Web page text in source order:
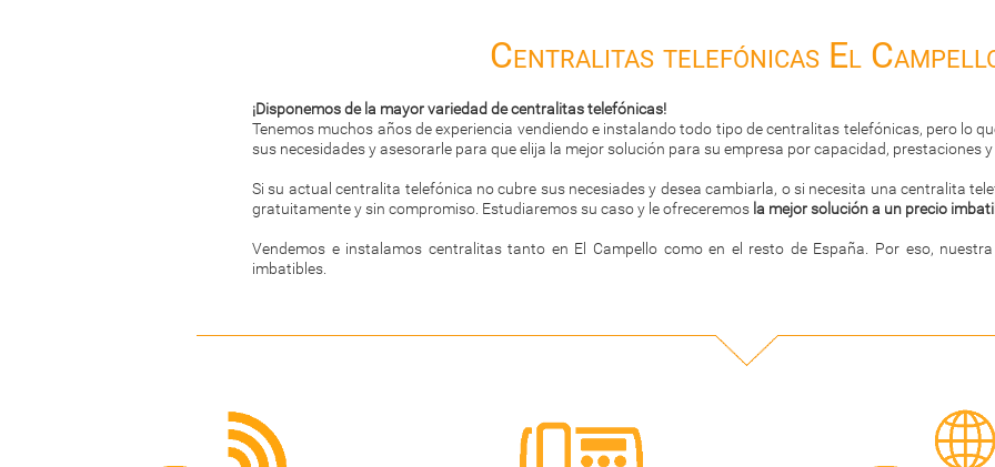
Centralitas telefónicas El
¡Disponemos de la mayor variedad de centralitas telefónicas!
Tenemos muchos años de experiencia vendiendo e instalando todo tipo de centralitas telefónicas, pero lo
sus necesidades y asesorarle para que elija la mejor solución para su empresa por capacidad, prestaciones y
Si su actual centralita telefónica no cubre sus necesiades y desea cambiarla, o si necesita una centralita
gratuitamente y sin compromiso. Estudiaremos su caso y le ofreceremos la mejor solución a un precio
Vendemos e instalamos centralitas tanto en El Campello como en el resto de España. Por eso,
imbatibles.